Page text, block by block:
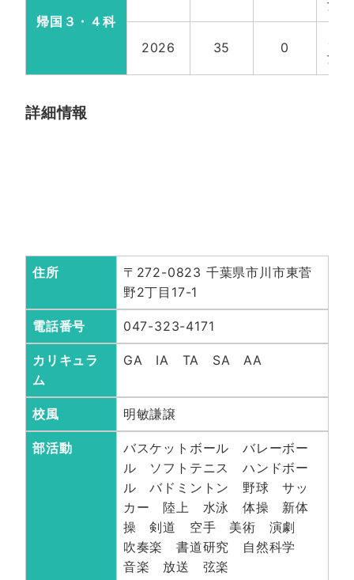
帰国３・４科
女
2026 35 0
女
詳細情報
住所
〒272-0823 千葉県市川市東菅
野2丁目17-1
電話番号 047-323-4171
カリキュラ
ム
GA IA TA SA AA
校風 明敏謙譲
部活動
バスケットボール バレーボー
ル ソフトテニス ハンドボー
ル バドミントン 野球 サッ
カー 陸上 水泳 体操 新体
操 剣道 空手 美術 演劇
吹奏楽 書道研究 自然科学
音楽 放送 弦楽